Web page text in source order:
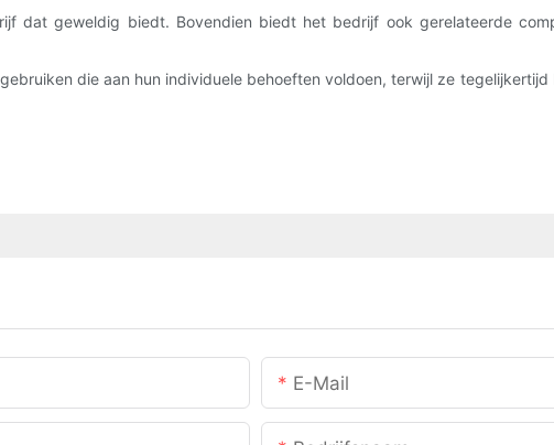
dat geweldig biedt. Bovendien biedt het bedrijf ook gerelateerde
die aan hun individuele behoeften voldoen, terwijl ze
E-Mail